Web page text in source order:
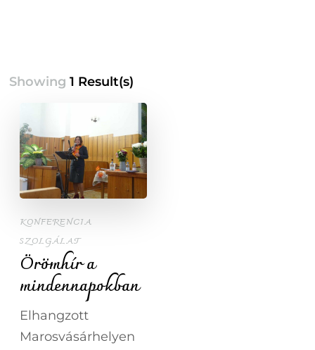
Showing1 Result(s)
KONFERENCIA
SZOLGÁLAT
Örömhír a
mindennapokban
Elhangzott
Marosvásárhelyen